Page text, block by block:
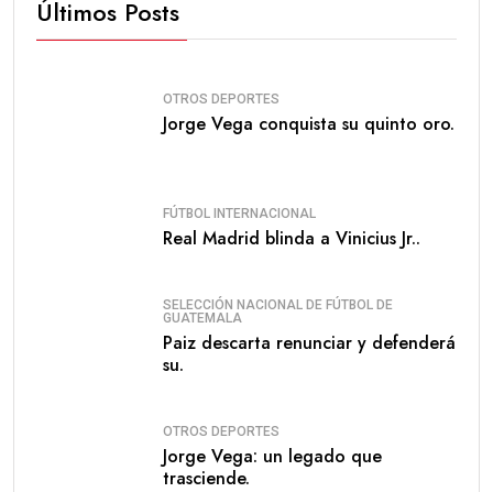
Últimos Posts
OTROS DEPORTES
Jorge Vega conquista su quinto oro.
FÚTBOL INTERNACIONAL
Real Madrid blinda a Vinicius Jr..
SELECCIÓN NACIONAL DE FÚTBOL DE
GUATEMALA
Paiz descarta renunciar y defenderá
su.
OTROS DEPORTES
Jorge Vega: un legado que
trasciende.